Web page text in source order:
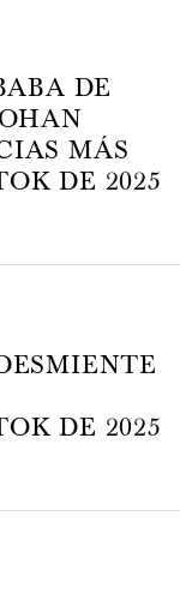
DE
MÁS
DE 2025
DE 2025